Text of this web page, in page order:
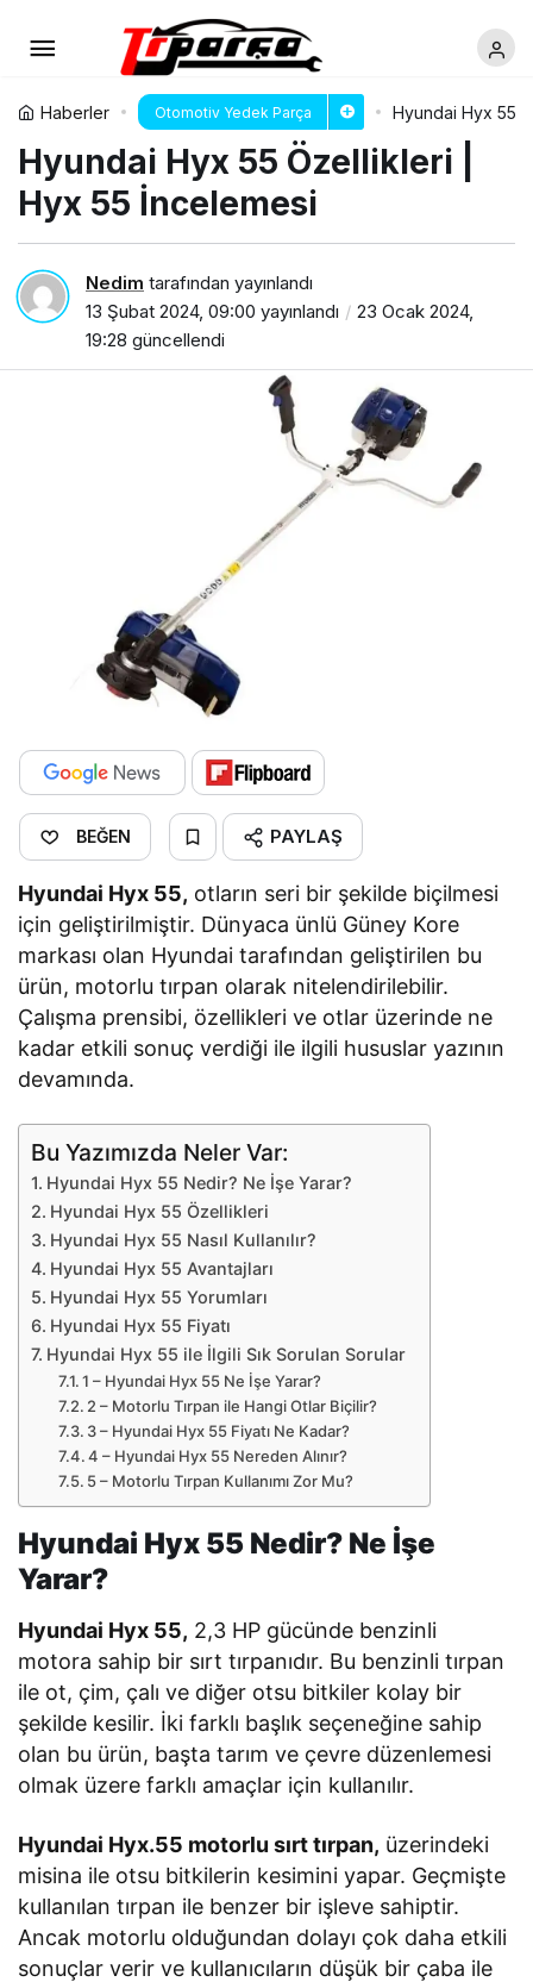
Haberler Otomotiv Yedek Parça Hyundai Hyx 55
Hyundai Hyx 55 Özellikleri |
Hyx 55 İncelemesi
Nedim tarafından yayınlandı
13 Şubat 2024, 09:00 yayınlandı
23 Ocak 2024,
19:28 güncellendi
BEĞEN PAYLAŞ
Hyundai Hyx 55, otların seri bir şekilde biçilmesi
için geliştirilmiştir. Dünyaca ünlü Güney Kore
markası olan Hyundai tarafından geliştirilen bu
ürün, motorlu tırpan olarak nitelendirilebilir.
Çalışma prensibi, özellikleri ve otlar üzerinde ne
kadar etkili sonuç verdiği ile ilgili hususlar yazının
devamında.
Bu Yazımızda Neler Var:
Hyundai Hyx 55 Nedir? Ne İşe Yarar?
Hyundai Hyx 55 Özellikleri
Hyundai Hyx 55 Nasıl Kullanılır?
Hyundai Hyx 55 Avantajları
Hyundai Hyx 55 Yorumları
Hyundai Hyx 55 Fiyatı
Hyundai Hyx 55 ile İlgili Sık Sorulan Sorular
1 – Hyundai Hyx 55 Ne İşe Yarar?
2 – Motorlu Tırpan ile Hangi Otlar Biçilir?
3 – Hyundai Hyx 55 Fiyatı Ne Kadar?
4 – Hyundai Hyx 55 Nereden Alınır?
5 – Motorlu Tırpan Kullanımı Zor Mu?
Hyundai Hyx 55 Nedir? Ne İşe
Yarar?
Hyundai Hyx 55, 2,3 HP gücünde benzinli
motora sahip bir sırt tırpanıdır. Bu benzinli tırpan
ile ot, çim, çalı ve diğer otsu bitkiler kolay bir
şekilde kesilir. İki farklı başlık seçeneğine sahip
olan bu ürün, başta tarım ve çevre düzenlemesi
olmak üzere farklı amaçlar için kullanılır.
Hyundai Hyx.55 motorlu sırt tırpan, üzerindeki
misina ile otsu bitkilerin kesimini yapar. Geçmişte
kullanılan tırpan ile benzer bir işleve sahiptir.
Ancak motorlu olduğundan dolayı çok daha etkili
sonuçlar verir ve kullanıcıların düşük bir çaba ile